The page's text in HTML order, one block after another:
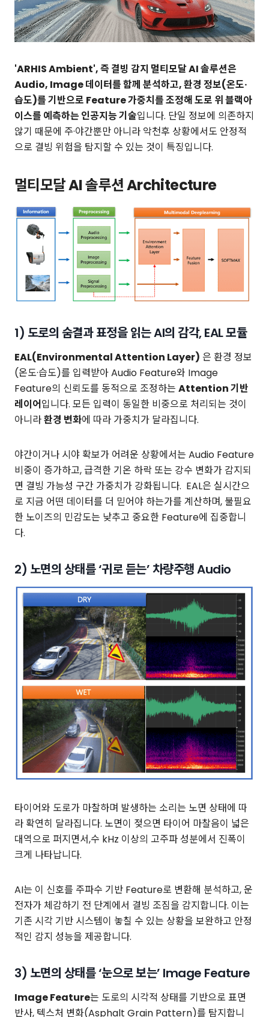
'ARHIS Ambient', 즉 결빙 감지 멀티모달 AI 솔루션은
Audio, Image 데이터를 함께 분석하고, 환경 정보(온도·
습도)를 기반으로 Feature 가중치를 조정해 도로 위 블랙아
이스를 예측하는 인공지능 기술입니다. 단일 정보에 의존하지
않기 때문에 주·야간뿐만 아니라 악천후 상황에서도 안정적
으로 결빙 위험을 탐지할 수 있는 것이 특징입니다.
멀티모달 AI 솔루션 Architecture
1) 도로의 숨결과 표정을 읽는 AI의 감각, EAL 모듈
EAL(Environmental Attention Layer) 은 환경 정보
(온도·습도)를 입력받아 Audio Feature와 Image
Feature의 신뢰도를 동적으로 조정하는 Attention 기반
레이어입니다. 모든 입력이 동일한 비중으로 처리되는 것이
아니라환경 변화에 따라 가중치가 달라집니다.
야간이거나 시야 확보가 어려운 상황에서는 Audio Feature
비중이 증가하고, 급격한 기온 하락 또는 강수 변화가 감지되
면 결빙 가능성 구간 가중치가 강화됩니다. EAL은 실시간으
로 지금 어떤 데이터를 더 믿어야 하는가를 계산하며, 불필요
한 노이즈의 민감도는 낮추고 중요한 Feature에 집중합니
다.
2) 노면의 상태를 ‘귀로 듣는’ 차량주행 Audio
타이어와 도로가 마찰하며 발생하는 소리는 노면 상태에 따
라 확연히 달라집니다. 노면이 젖으면 타이어 마찰음이 넓은
대역으로 퍼지면서,수 kHz 이상의 고주파 성분에서 진폭이
크게 나타납니다.
AI는 이 신호를 주파수 기반 Feature로 변환해 분석하고, 운
전자가 체감하기 전 단계에서 결빙 조짐을 감지합니다. 이는
기존 시각 기반 시스템이 놓칠 수 있는 상황을 보완하고 안정
적인 감지 성능을 제공합니다.
3) 노면의 상태를 ‘눈으로 보는’ Image Feature
Image Feature는 도로의 시각적 상태를 기반으로 표면
반사, 텍스처 변화(Asphalt Grain Pattern)를 탐지합니